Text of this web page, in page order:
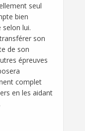
seul
bien
lui.
son
de son
épreuves
complet
en les aidant